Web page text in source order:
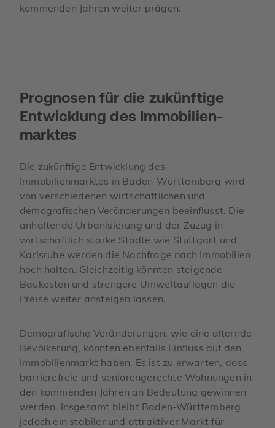
kommenden Jahren weiter prägen.
Prognosen für die zukünftige
Entwicklung des Immobilien­
marktes
Die zukünftige Entwicklung des
Immobilienmarktes in Baden-Württemberg wird
von verschiedenen wirtschaftlichen und
demografischen Veränderungen beeinflusst. Die
anhaltende Urbanisierung und der Zuzug in
wirtschaftlich starke Städte wie Stuttgart und
Karlsruhe werden die Nachfrage nach Immobilien
hoch halten. Gleichzeitig könnten steigende
Baukosten und strengere Umweltauflagen die
Preise weiter ansteigen lassen.
Demografische Veränderungen, wie eine alternde
Bevölkerung, könnten ebenfalls Einfluss auf den
Immobilienmarkt haben. Es ist zu erwarten, dass
barrierefreie und seniorengerechte Wohnungen in
den kommenden Jahren an Bedeutung gewinnen
werden. Insgesamt bleibt Baden-Württemberg
jedoch ein stabiler und attraktiver Markt für